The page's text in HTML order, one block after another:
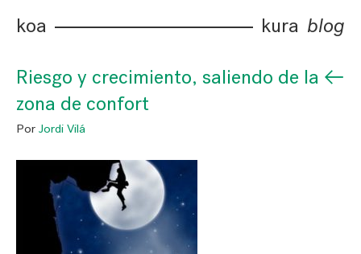
koa kura blog
Riesgo y crecimiento, saliendo de la
zona de confort
←
Por Jordi Vilá